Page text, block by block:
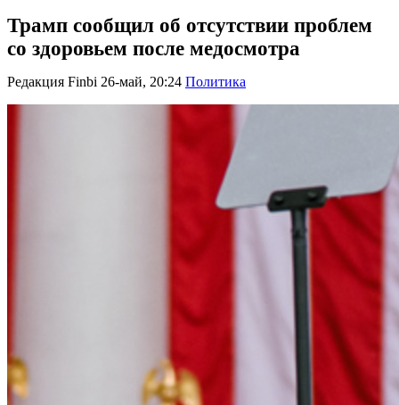
Трамп сообщил об отсутствии проблем
со здоровьем после медосмотра
Редакция Finbi 26-май, 20:24 Политика